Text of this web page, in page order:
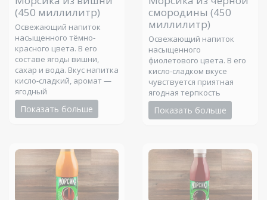
(450 миллилитр)
Освежающий напиток
насыщенного тёмно-
красного цвета. В его
составе ягоды вишни,
сахар и вода. Вкус напитка
кисло-сладкий, аромат —
ягодный
Показать больше
смородины (450
миллилитр)
Освежающий напиток
насыщенного
фиолетового цвета. В его
кисло-сладком вкусе
чувствуется приятная
ягодная терпкость
Показать больше